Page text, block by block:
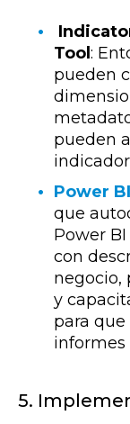
Tool:
pueden
pueden
Power
que
Power
con
negocio,
y
para
informes
5.